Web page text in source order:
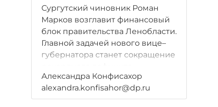
Сургутский чиновник Роман
Марков возглавит финансовый
блок правительства Ленобласти.
Главной задачей нового вице–
губернатора станет сокращение
областного бюджета. Впрочем,
"гладкого" утверждения в
парламенте ждать не стоит.
Александра Конфисахор
alexandra.konfisahor@dp.ru